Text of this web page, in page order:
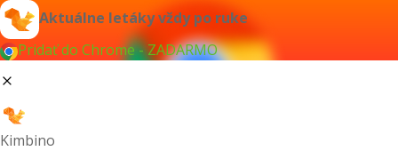
Aktuálne letáky vždy po ruke
Pridať do Chrome - ZADARMO
Kimbino